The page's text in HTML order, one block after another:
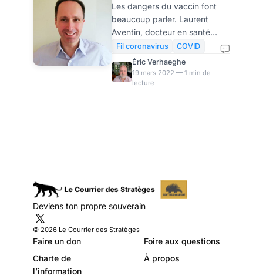
dossiers spéciaux
de Laurent
Aventin, docteur
en santé publique
Les dangers du vaccin font
beaucoup parler. Laurent
Aventin, docteur en santé
publique, spécialiste de la
lutte contre les infections, a
rejoint l'équipe du Courrier des
Stratèges et nous propose
être connu par les lecteurs du
Courrier des Stratèges pour sa
compétence sur toutes les
questions de COVID e
Fil coronavirus
COVID
Éric Verhaeghe
19 mars 2022 — 1 min de
lecture
Deviens ton propre souverain
© 2026 Le Courrier des Stratèges
Faire un don
Foire aux questions
Charte de
l’information
À propos